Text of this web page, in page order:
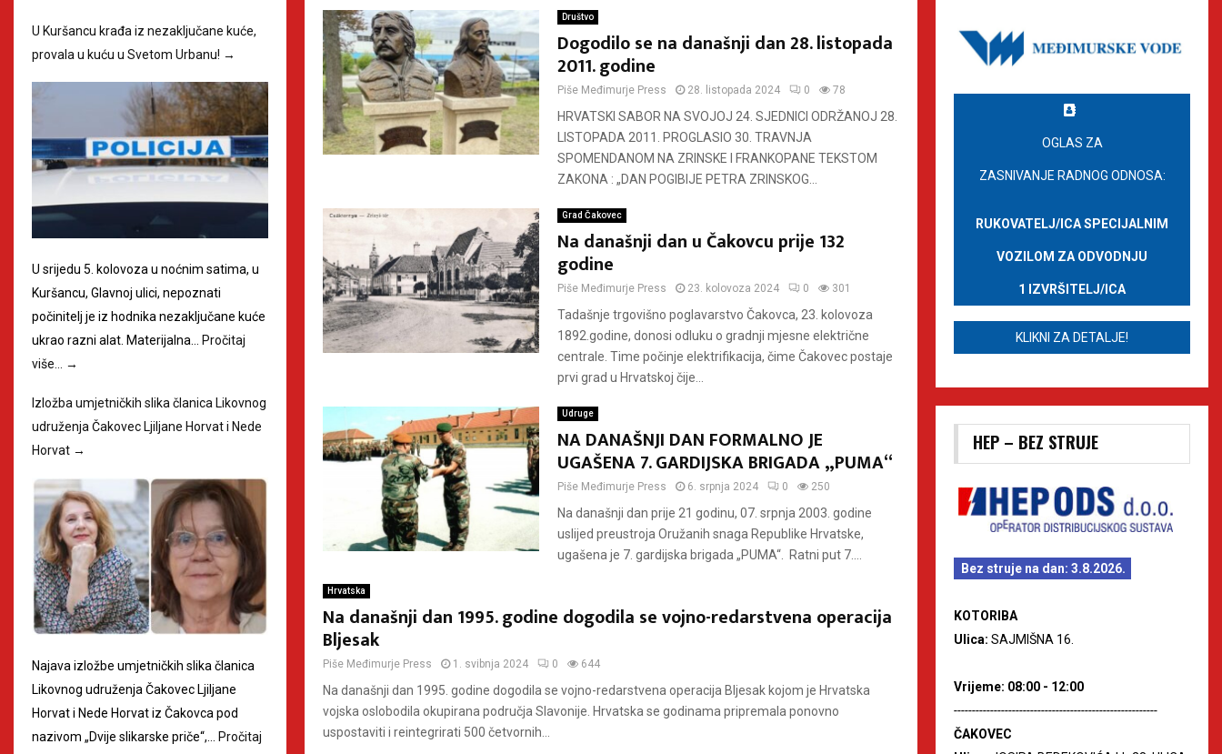
Društvo
Dogodilo se na današnji dan 28. listopada
2011. godine
Piše Međimurje Press 28. listopada 2024 0 78
HRVATSKI SABOR NA SVOJOJ 24. SJEDNICI ODRŽANOJ 28.
LISTOPADA 2011. PROGLASIO 30. TRAVNJA
SPOMENDANOM NA ZRINSKE I FRANKOPANE TEKSTOM
ZAKONA : „DAN POGIBIJE PETRA ZRINSKOG...
Grad Čakovec
Na današnji dan u Čakovcu prije 132
godine
Piše Međimurje Press 23. kolovoza 2024 0 301
Tadašnje trgovišno poglavarstvo Čakovca, 23. kolovoza
1892.godine, donosi odluku o gradnji mjesne električne
centrale. Time počinje elektrifikacija, čime Čakovec postaje
prvi grad u Hrvatskoj čije...
Udruge
NA DANAŠNJI DAN FORMALNO JE
UGAŠENA 7. GARDIJSKA BRIGADA „PUMA“
Piše Međimurje Press 6. srpnja 2024 0 250
Na današnji dan prije 21 godinu, 07. srpnja 2003. godine
uslijed preustroja Oružanih snaga Republike Hrvatske,
ugašena je 7. gardijska brigada „PUMA“. Ratni put 7....
Hrvatska
Na današnji dan 1995. godine dogodila se vojno-redarstvena operacija
Bljesak
Piše Međimurje Press 1. svibnja 2024 0 644
Na današnji dan 1995. godine dogodila se vojno-redarstvena operacija Bljesak kojom je Hrvatska
vojska oslobodila okupirana područja Slavonije. Hrvatska se godinama pripremala ponovno
uspostaviti i reintegrirati 500 četvornih...
U Kuršancu krađa iz nezaključane kuće,
provala u kuću u Svetom Urbanu! →
U srijedu 5. kolovoza u noćnim satima, u
Kuršancu, Glavnoj ulici, nepoznati
počinitelj je iz hodnika nezaključane kuće
ukrao razni alat. Materijalna… Pročitaj
više… →
Izložba umjetničkih slika članica Likovnog
udruženja Čakovec Ljiljane Horvat i Nede
Horvat →
Najava izložbe umjetničkih slika članica
Likovnog udruženja Čakovec Ljiljane
Horvat i Nede Horvat iz Čakovca pod
nazivom „Dvije slikarske priče“,…
Pročitaj
OGLAS ZA
ZASNIVANJE RADNOG ODNOSA:
RUKOVATELJ/ICA SPECIJALNIM
VOZILOM ZA ODVODNJU
1 IZVRŠITELJ/ICA
KLIKNI ZA DETALJE!
HEP – BEZ STRUJE
Bez struje na dan: 3.8.2026.
KOTORIBA
Ulica: SAJMIŠNA 16.
Vrijeme: 08:00 - 12:00
--------------------------------------------------------
ČAKOVEC